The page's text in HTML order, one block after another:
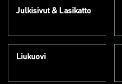
Julkisivut & Lasikatto
Liukuovi